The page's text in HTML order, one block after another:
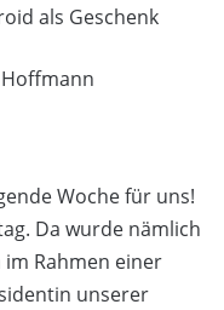
als Geschenk
Woche für uns!
Da wurde nämlich
im Rahmen einer
unserer